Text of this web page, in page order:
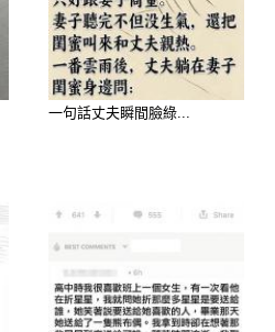
一句話丈夫瞬間臉綠...